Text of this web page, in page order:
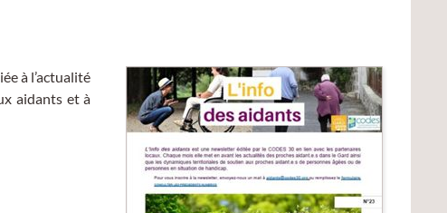
à l’actualité
aidants et à